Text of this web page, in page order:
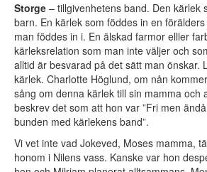
Storge – tillgivenhetens band. Den kärlek
barn. En kärlek som föddes in en
man föddes in i. En älskad farmor elller
kärleksrelation som man inte väljer och
alltid är besvarad på det sätt man önskar.
kärlek. Charlotte Höglund, om nån
sång om denna kärlek till sin mamma och
beskrev det som att hon var ”Fri men
bunden med kärlekens band”.
Vi vet inte vad Jokeved, Moses mamma,
honom i Nilens vass. Kanske var hon